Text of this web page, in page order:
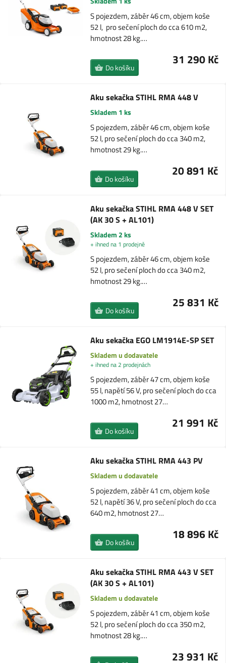
S pojezdem, záběr 46 cm, objem koše
52 l, pro sečení ploch do cca 610 m2,
hmotnost 28 kg.…
31 290 Kč
Do košíku
Aku sekačka STIHL RMA 448 V
Skladem 1 ks
S pojezdem, záběr 46 cm, objem koše
52 l, pro sečení ploch do cca 340 m2,
hmotnost 29 kg.…
20 891 Kč
Do košíku
Aku sekačka STIHL RMA 448 V SET
(AK 30 S + AL101)
Skladem 2 ks
+ ihned na 1 prodejně
S pojezdem, záběr 46 cm, objem koše
52 l, pro sečení ploch do cca 340 m2,
hmotnost 29 kg.…
25 831 Kč
Do košíku
Aku sekačka EGO LM1914E-SP SET
Skladem u dodavatele
+ ihned na 2 prodejnách
S pojezdem, záběr 47 cm, objem koše
55 l, napětí 56 V, pro sečení ploch do cca
1000 m2, hmotnost 27…
21 991 Kč
Do košíku
Aku sekačka STIHL RMA 443 PV
Skladem u dodavatele
S pojezdem, záběr 41 cm, objem koše
52 l, napětí 36 V, pro sečení ploch do cca
640 m2, hmotnost 27…
18 896 Kč
Do košíku
Aku sekačka STIHL RMA 443 V SET
(AK 30 S + AL101)
Skladem u dodavatele
S pojezdem, záběr 41 cm, objem koše
52 l, pro sečení ploch do cca 350 m2,
hmotnost 28 kg.…
23 931 Kč